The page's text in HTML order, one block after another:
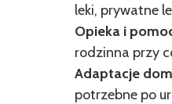
leki, prywatne
Opieka i
rodzinna przy
Adaptacje
potrzebne po